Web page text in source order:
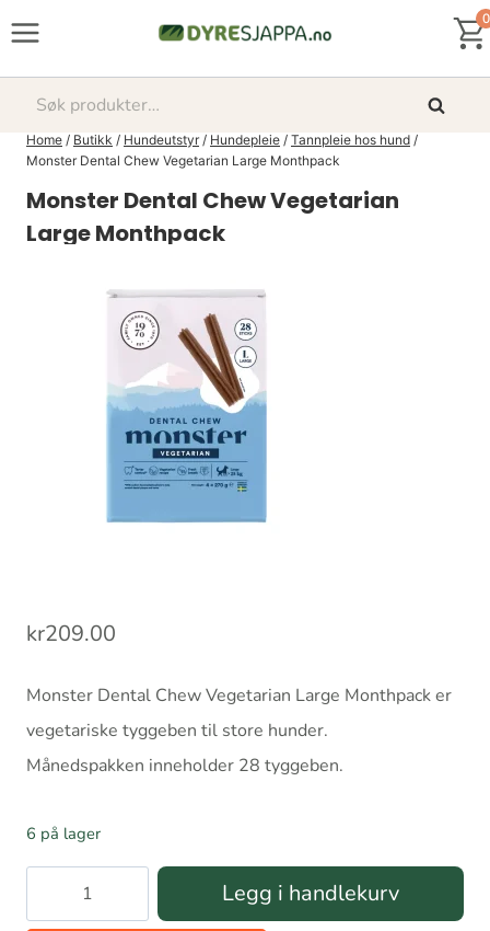
0
Søk
etter:
Søk
Home / Butikk / Hundeutstyr / Hundepleie / Tannpleie hos hund /
Monster Dental Chew Vegetarian Large Monthpack
Monster Dental Chew Vegetarian
Large Monthpack
kr209.00
Monster Dental Chew Vegetarian Large Monthpack er
vegetariske tyggeben til store hunder.
Månedspakken inneholder 28 tyggeben.
6 på lager
Monster
Dental
Legg i handlekurv